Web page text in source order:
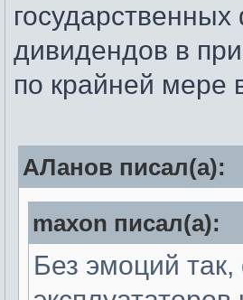
дивидендов в
по крайней мере
АЛанов писал(а):
maxon писал(а):
Без эмоций